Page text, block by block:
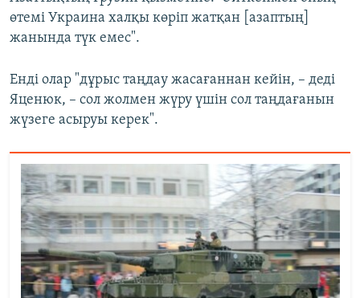
өтемі Украина халқы көріп жатқан [азаптың]
жанында түк емес".
Енді олар "дұрыс таңдау жасағаннан кейін, – деді
Яценюк, – сол жолмен жүру үшін сол таңдағанын
жүзеге асыруы керек".